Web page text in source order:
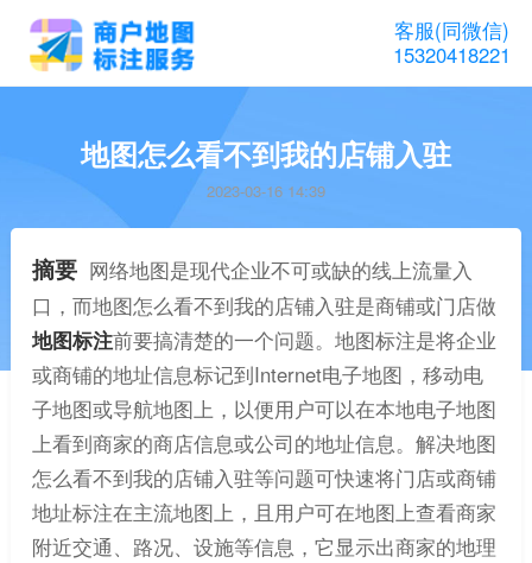
客服(同微信)
15320418221
地图怎么看不到我的店铺入驻
2023-03-16 14:39
摘要 网络地图是现代企业不可或缺的线上流量入
口，而地图怎么看不到我的店铺入驻是商铺或门店做
地图标注前要搞清楚的一个问题。地图标注是将企业
或商铺的地址信息标记到Internet电子地图，移动电
子地图或导航地图上，以便用户可以在本地电子地图
上看到商家的商店信息或公司的地址信息。解决地图
怎么看不到我的店铺入驻等问题可快速将门店或商铺
地址标注在主流地图上，且用户可在地图上查看商家
附近交通、路况、设施等信息，它显示出商家的地理